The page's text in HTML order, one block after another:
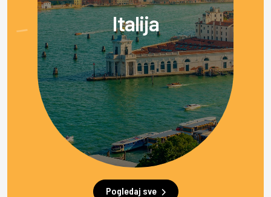
Italija
Pogledaj sve